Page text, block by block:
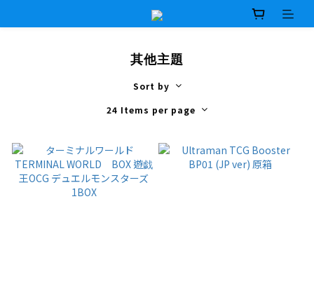
其他主題
Sort by
24 Items per page